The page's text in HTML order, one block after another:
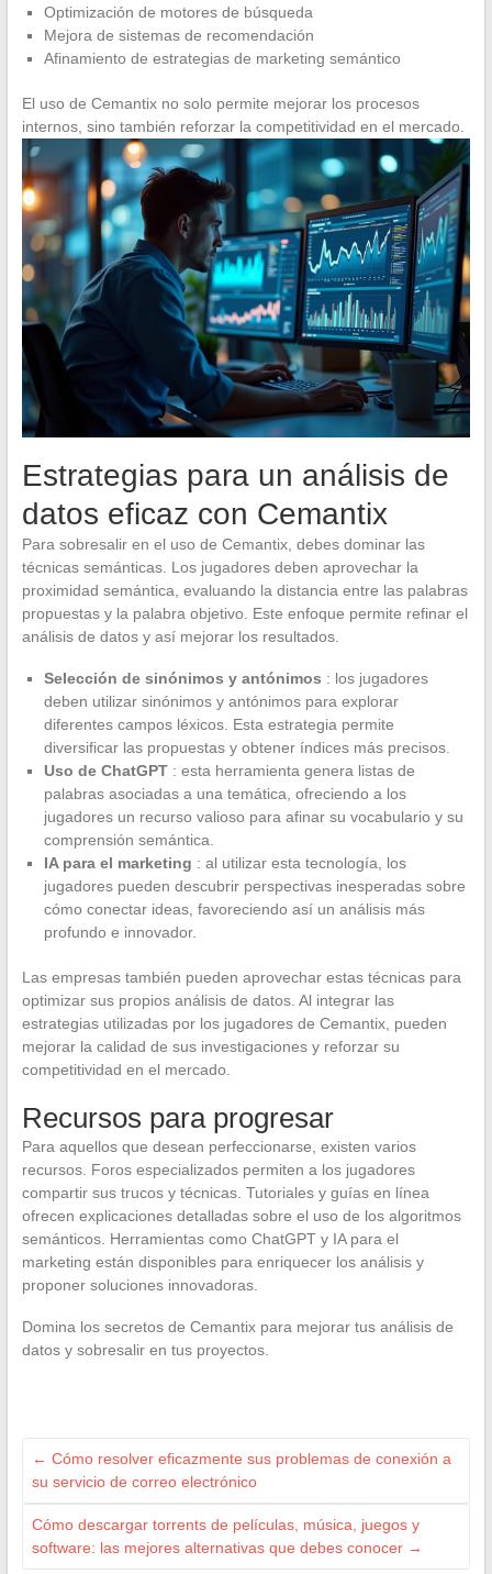
Optimización de motores de búsqueda
Mejora de sistemas de recomendación
Afinamiento de estrategias de marketing semántico
El uso de Cemantix no solo permite mejorar los procesos
internos, sino también reforzar la competitividad en el mercado.
Estrategias para un análisis de
datos eficaz con Cemantix
Para sobresalir en el uso de Cemantix, debes dominar las
técnicas semánticas. Los jugadores deben aprovechar la
proximidad semántica, evaluando la distancia entre las palabras
propuestas y la palabra objetivo. Este enfoque permite refinar el
análisis de datos y así mejorar los resultados.
Selección de sinónimos y antónimos : los jugadores
deben utilizar sinónimos y antónimos para explorar
diferentes campos léxicos. Esta estrategia permite
diversificar las propuestas y obtener índices más precisos.
Uso de ChatGPT: esta herramienta genera listas de
palabras asociadas a una temática, ofreciendo a los
jugadores un recurso valioso para afinar su vocabulario y su
comprensión semántica.
IA para el marketing : al utilizar esta tecnología, los
jugadores pueden descubrir perspectivas inesperadas sobre
cómo conectar ideas, favoreciendo así un análisis más
profundo e innovador.
Las empresas también pueden aprovechar estas técnicas para
optimizar sus propios análisis de datos. Al integrar las
estrategias utilizadas por los jugadores de Cemantix, pueden
mejorar la calidad de sus investigaciones y reforzar su
competitividad en el mercado.
Recursos para progresar
Para aquellos que desean perfeccionarse, existen varios
recursos. Foros especializados permiten a los jugadores
compartir sus trucos y técnicas. Tutoriales y guías en línea
ofrecen explicaciones detalladas sobre el uso de los algoritmos
semánticos. Herramientas como ChatGPT y IA para el
marketing están disponibles para enriquecer los análisis y
proponer soluciones innovadoras.
Domina los secretos de Cemantix para mejorar tus análisis de
datos y sobresalir en tus proyectos.
← Cómo resolver eficazmente sus problemas de conexión a
su servicio de correo electrónico
Cómo descargar torrents de películas, música, juegos y
software: las mejores alternativas que debes conocer →